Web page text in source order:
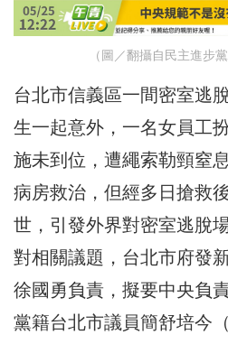
（圖／翻攝自民主進步
台北市信義區一間密室逃
生一起意外，一名女員工
施未到位，遭繩索勒頸窒
病房救治，但經多日搶救
世，引發外界對密室逃脫
對相關議題，台北市府發
徐國勇負責，擬要中央負
黨籍台北市議員簡舒培今